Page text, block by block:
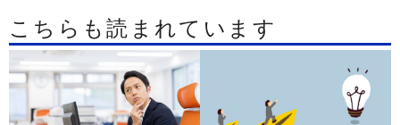
こちらも読まれています